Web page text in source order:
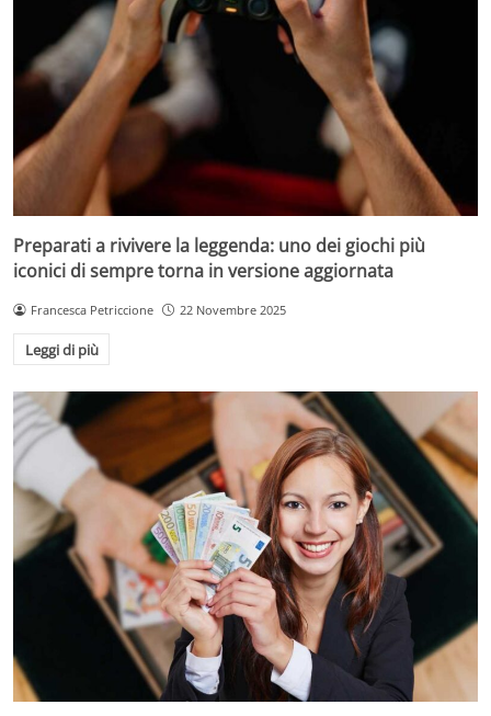
Preparati a rivivere la leggenda: uno dei giochi più
iconici di sempre torna in versione aggiornata
Francesca Petriccione 22 Novembre 2025
Leggi di più